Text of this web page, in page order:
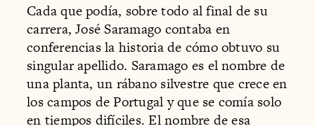
Cada que podía, sobre todo al final de su
carrera, José Saramago contaba en
conferencias la historia de cómo obtuvo su
singular apellido. Saramago es el nombre de
una planta, un rábano silvestre que crece en
los campos de Portugal y que se comía solo
en tiempos difíciles. El nombre de esa